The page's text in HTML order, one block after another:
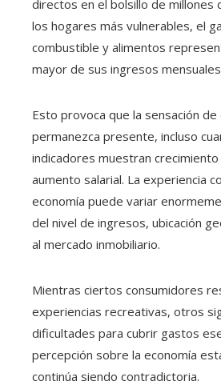
directos en el bolsillo de millones
los hogares más vulnerables, el
combustible y alimentos
mayor de sus ingresos
Esto provoca que la sensación de
permanezca presente, incluso
indicadores muestran
aumento salarial. La experiencia
economía puede variar
del nivel de ingresos, ubicación
al mercado inmobiliario.
Mientras ciertos consumidores
experiencias recreativas, otros
dificultades para cubrir gastos
percepción sobre la economía
continúa siendo contradictoria.